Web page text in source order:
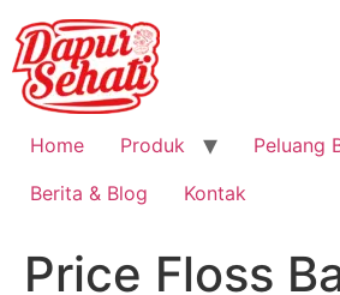
Home Produk
Peluang
Berita & Blog
Kontak
Price Floss